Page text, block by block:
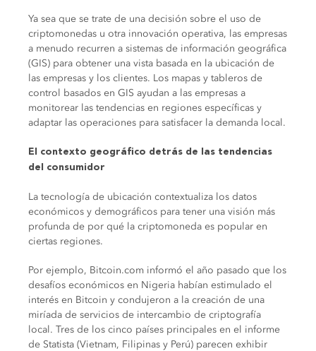
Ya sea que se trate de una decisión sobre el uso de
criptomonedas u otra innovación operativa, las empresas
a menudo recurren a sistemas de información geográfica
(GIS) para obtener una vista basada en la ubicación de
las empresas y los clientes. Los mapas y tableros de
control basados en GIS ayudan a las empresas a
monitorear las tendencias en regiones específicas y
adaptar las operaciones para satisfacer la demanda local.
El contexto geográfico detrás de las tendencias
del consumidor
La tecnología de ubicación contextualiza los datos
económicos y demográficos para tener una visión más
profunda de por qué la criptomoneda es popular en
ciertas regiones.
Por ejemplo, Bitcoin.com informó el año pasado que los
desafíos económicos en Nigeria habían estimulado el
interés en Bitcoin y condujeron a la creación de una
miríada de servicios de intercambio de criptografía
local. Tres de los cinco países principales en el informe
de Statista (Vietnam, Filipinas y Perú) parecen exhibir